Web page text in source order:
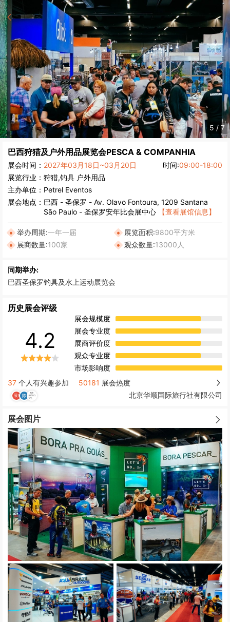
5 / 7
巴西狩猎及户外用品展览会PESCA & COMPANHIA
展会时间： 2027年03月18日~03月20日 时间:09:00-18:00
展览行业： 狩猎,钓具 户外用品
主办单位： Petrel Eventos
展会地点： 巴西 - 圣保罗 - Av. Olavo Fontoura, 1209 Santana
São Paulo - 圣保罗安年比会展中心
【查看展馆信息】
举办周期:一年一届 展览面积:9800平方米
展商数量:100家 观众数量:13000人
同期举办:
巴西圣保罗钓具及水上运动展览会
历史展会评级
4.2
展会规模度
展会专业度
展商评价度
观众专业度
市场影响度
37 个人有兴趣参加 50181 展会热度
北京华顺国际旅行社有限公司
展会图片